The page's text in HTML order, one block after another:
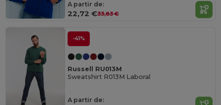
A partir de:
22,72 €33,83 €
-41%
Russell RU013M
Sweatshirt R013M Laboral
A partir de: